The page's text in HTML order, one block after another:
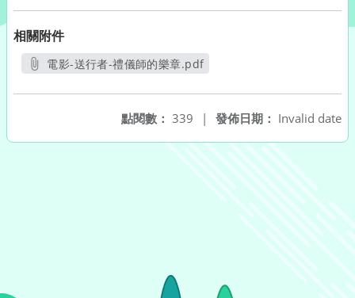
相關附件
電影-送行者-禮儀師的樂章.pdf
發佈日期： Invalid date
點閱數： 339 |